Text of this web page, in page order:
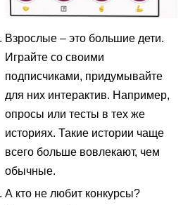
Взрослые – это большие дети.
Играйте со своими
подписчиками, придумывайте
для них интерактив. Например,
опросы или тесты в тех же
историях. Такие истории чаще
всего больше вовлекают, чем
обычные.
А кто не любит конкурсы?